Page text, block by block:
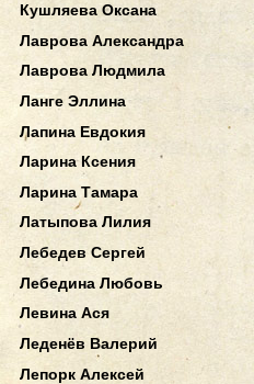
Кушляева Оксана
Лаврова Александра
Лаврова Людмила
Ланге Эллина
Лапина Евдокия
Ларина Ксения
Ларина Тамара
Латыпова Лилия
Лебедев Сергей
Лебедина Любовь
Левина Ася
Леденёв Валерий
Лепорк Алексей